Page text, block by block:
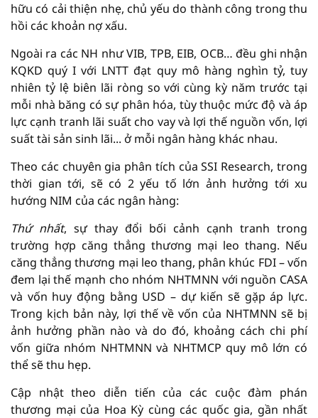
hữu có cải thiện nhẹ, chủ yếu do thành công trong thu
hồi các khoản nợ xấu.
Ngoài ra các NH như VIB, TPB, EIB, OCB… đều ghi nhận
KQKD quý I với LNTT đạt quy mô hàng nghìn tỷ, tuy
nhiên tỷ lệ biên lãi ròng so với cùng kỳ năm trước tại
mỗi nhà băng có sự phân hóa, tùy thuộc mức độ và áp
lực cạnh tranh lãi suất cho vay và lợi thế nguồn vốn, lợi
suất tài sản sinh lãi... ở mỗi ngân hàng khác nhau.
Theo các chuyên gia phân tích của SSI Research, trong
thời gian tới, sẽ có 2 yếu tố lớn ảnh hưởng tới xu
hướng NIM của các ngân hàng:
Thứ nhất, sự thay đổi bối cảnh cạnh tranh trong
trường hợp căng thẳng thương mại leo thang. Nếu
căng thẳng thương mại leo thang, phân khúc FDI – vốn
đem lại thế mạnh cho nhóm NHTMNN với nguồn CASA
và vốn huy động bằng USD – dự kiến sẽ gặp áp lực.
Trong kịch bản này, lợi thế về vốn của NHTMNN sẽ bị
ảnh hưởng phần nào và do đó, khoảng cách chi phí
vốn giữa nhóm NHTMNN và NHTMCP quy mô lớn có
thể sẽ thu hẹp.
Cập nhật theo diễn tiến của các cuộc đàm phán
thương mại của Hoa Kỳ cùng các quốc gia, gần nhất